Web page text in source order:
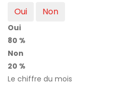
Oui Non
Oui
80 %
Non
20 %
Le chiffre du mois